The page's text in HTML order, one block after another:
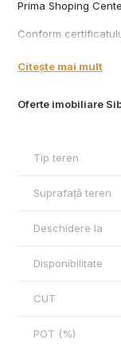
Oferte imobiliare
Prima Shoping
Conform
Oferim clienților
- servicii notariat;
- asigurări;
- servicii de evaluare;
Citește mai mult
Tip teren
Suprafață teren
Deschidere la
Disponibilitate
CUT
POT (%)